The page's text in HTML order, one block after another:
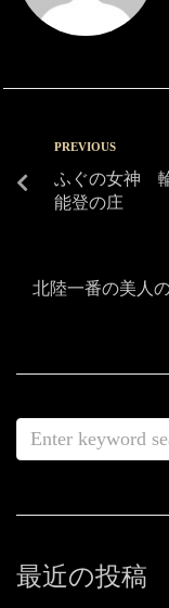
PREVIOUS
ふぐの女神
能登の庄
北陸一番の美人
最近の投稿